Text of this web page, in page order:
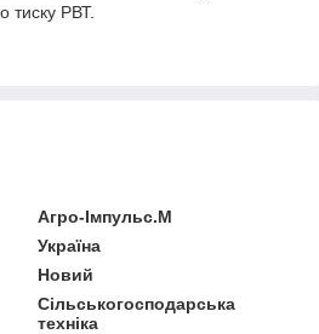
тиску РВТ.
Агро-Імпульс.М
Україна
Новий
Сільськогосподарська
техніка